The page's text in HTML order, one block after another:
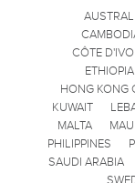
CÔTE
ETHIOPIA
HONG KONG
KUWAIT
MALTA
PHILIPPINES
SAUDI ARABIA